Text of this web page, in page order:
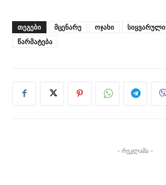
ᲗᲔᲒᲔᲑᲘ მცენარე ოჯახი სიყვარული
წარმატება
- რეკლამა -